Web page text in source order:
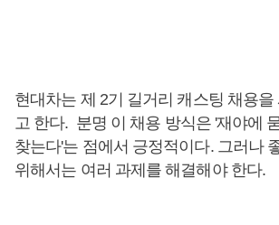
현대차는 제 2기 길거리 캐스팅 채용
고 한다. 분명 이 채용 방식은 '재야에
찾는다'는 점에서 긍정적이다. 그러나
위해서는 여러 과제를 해결해야 한다.